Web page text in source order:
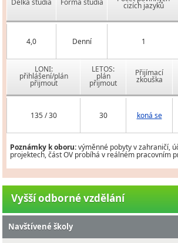
Délka studia Forma studia cizích jazyků
4,0 Denní 1
LONI:
přihlášení/plán
přijmout
LETOS:
plán
přijmout
Přijímací
zkouška
135 / 30 30 koná se
Poznámky k oboru:výměnné pobyty v zahraničí,
projektech, část OV probíhá v reálném pracovním
Vyšší odborné vzdělání
Navštívené školy